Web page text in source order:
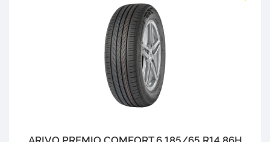
ARIVO PREMIO COMFORT 6 185/65 R14 86H